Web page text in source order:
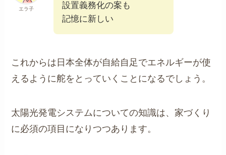
エラ子
設置義務化の案も
記憶に新しい
これからは日本全体が自給自足でエネルギーが使
えるように舵をとっていくことになるでしょう。
太陽光発電システムについての知識は、家づくり
に必須の項目になりつつあります。